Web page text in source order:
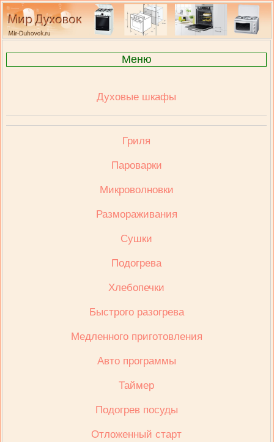
Меню
Духовые шкафы
Гриля
Пароварки
Микроволновки
Размораживания
Сушки
Подогрева
Хлебопечки
Быстрого разогрева
Медленного приготовления
Авто программы
Таймер
Подогрев посуды
Отложенный старт